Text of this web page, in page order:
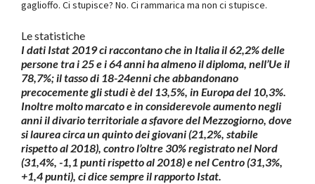
gaglioffo. Ci stupisce? No. Ci rammarica ma non ci stupisce.
Le statistiche
I dati Istat 2019 ci raccontano che in Italia il 62,2% delle
persone tra i 25 e i 64 anni ha almeno il diploma, nell’Ue il
78,7%; il tasso di 18-24enni che abbandonano
precocemente gli studi è del 13,5%, in Europa del 10,3%.
Inoltre molto marcato e in considerevole aumento negli
anni il divario territoriale a sfavore del Mezzogiorno, dove
si laurea circa un quinto dei giovani (21,2%, stabile
rispetto al 2018), contro l’oltre 30% registrato nel Nord
(31,4%, -1,1 punti rispetto al 2018) e nel Centro (31,3%,
+1,4 punti), ci dice sempre il rapporto Istat.